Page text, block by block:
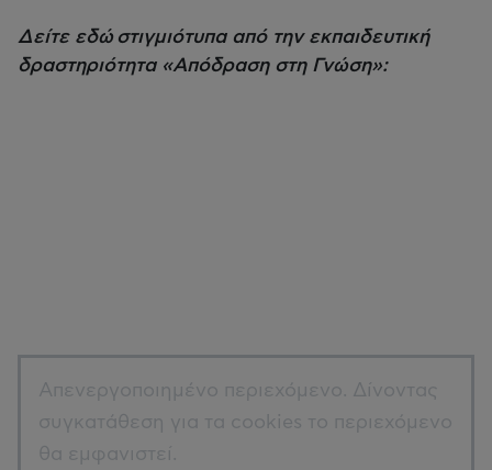
Δείτε εδώ στιγμιότυπα από την εκπαιδευτική
δραστηριότητα «Απόδραση στη Γνώση»:
Απενεργοποιημένο περιεχόμενο. Δίνοντας
συγκατάθεση για τα cookies το περιεχόμενο
θα εμφανιστεί.